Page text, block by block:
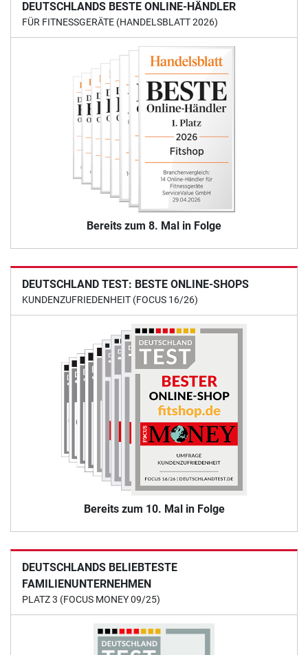
DEUTSCHLANDS BESTE ONLINE-HÄNDLER
FÜR FITNESSGERÄTE (HANDELSBLATT 2026)
Bereits zum 8. Mal in Folge
DEUTSCHLAND TEST: BESTE ONLINE-SHOPS
KUNDENZUFRIEDENHEIT (FOCUS 16/26)
Bereits zum 10. Mal in Folge
DEUTSCHLANDS BELIEBTESTE
FAMILIENUNTERNEHMEN
PLATZ 3 (FOCUS MONEY 09/25)